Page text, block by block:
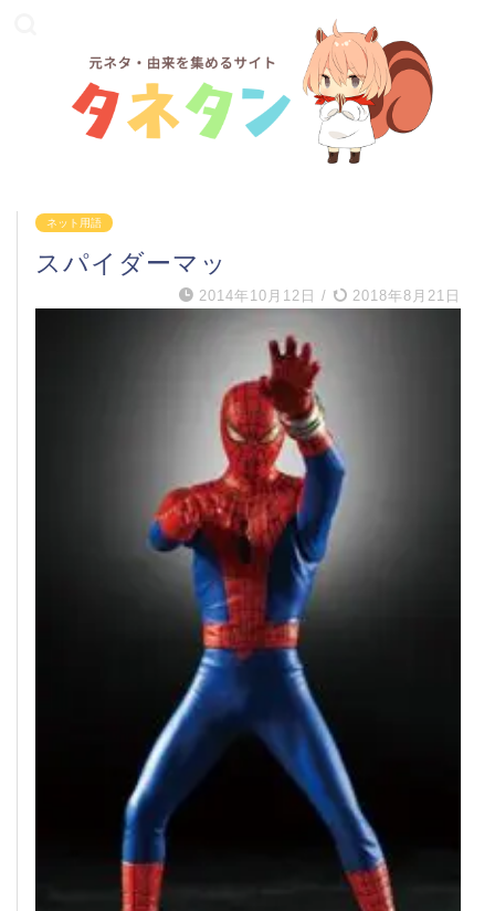
ネット用語
スパイダーマッ
2014年10月12日 / 2018年8月21日